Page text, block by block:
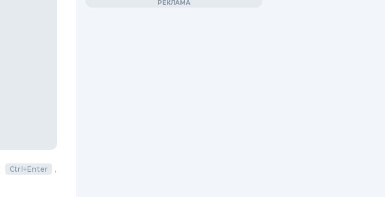
Ctrl+Enter
,